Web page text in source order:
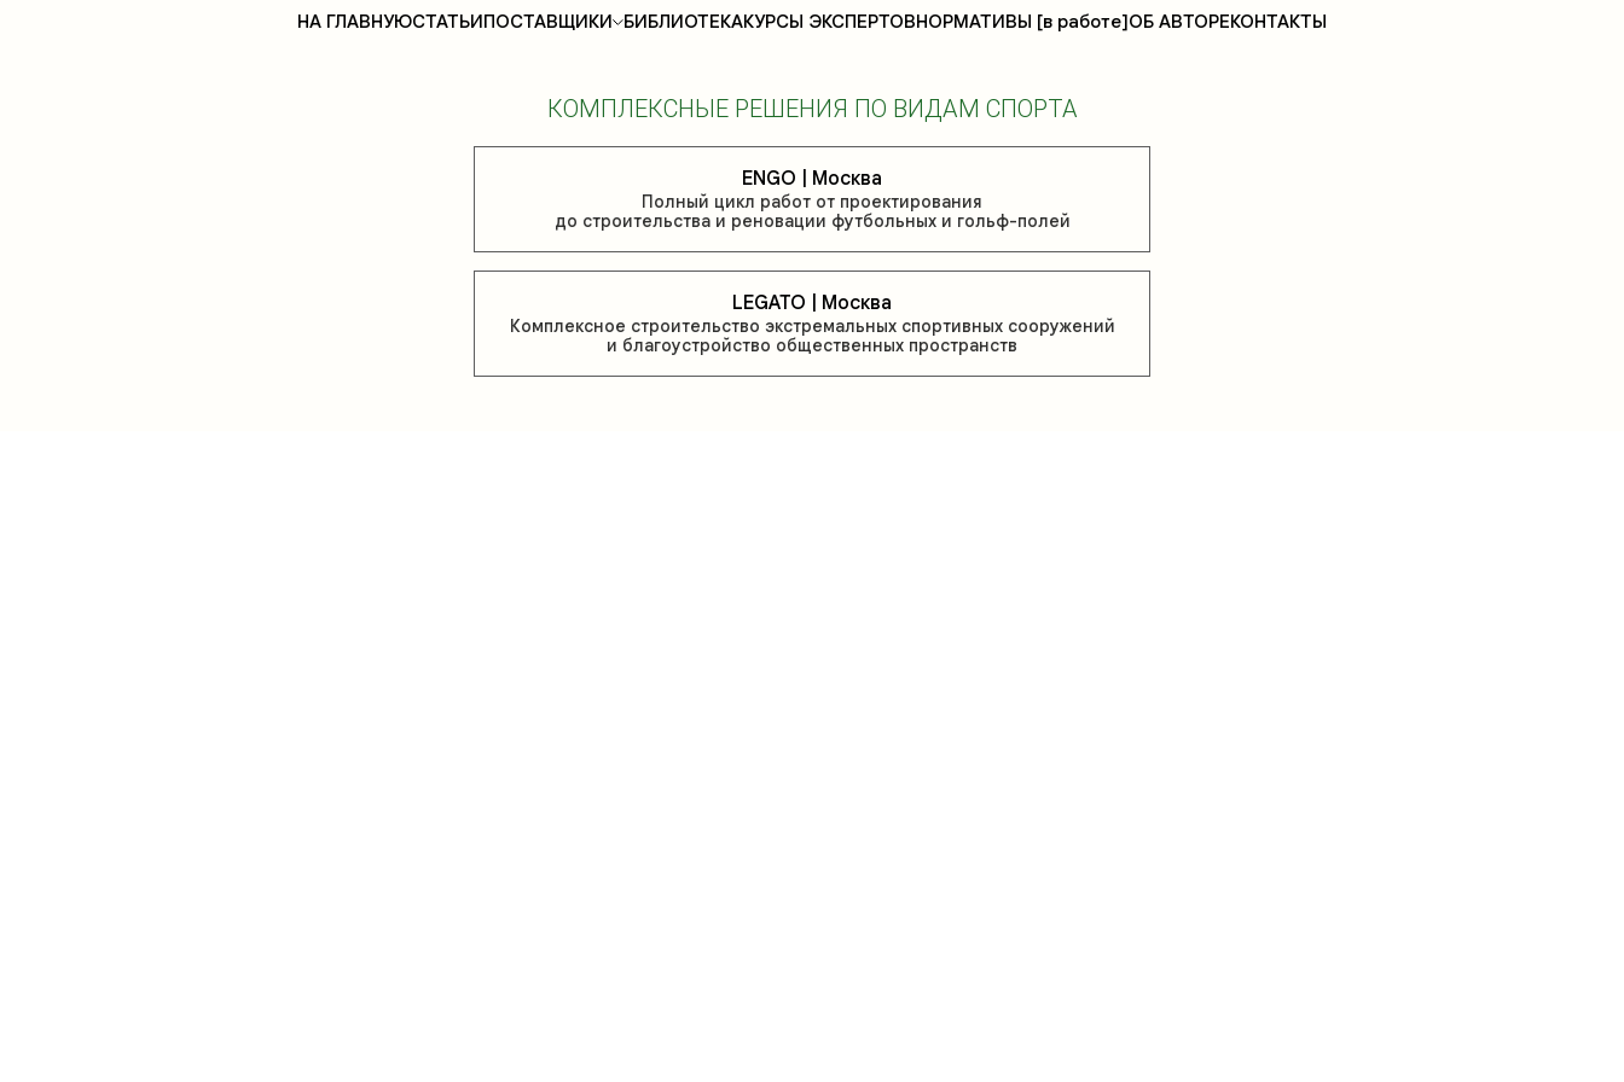
НА ГЛАВНУЮСТАТЬИПОСТАВЩИКИ БИБЛИОТЕКАКУРСЫ ЭКСПЕРТОВНОРМАТИВЫ [в работе]ОБ АВТОРЕКОНТАКТЫ
КОМПЛЕКСНЫЕ РЕШЕНИЯ ПО ВИДАМ СПОРТА
ENGO | Москва
Полный цикл работ от проектирования
до строительства и реновации футбольных и гольф-полей
LEGATO | Москва
Комплексное строительство экстремальных спортивных сооружений
и благоустройство общественных пространств